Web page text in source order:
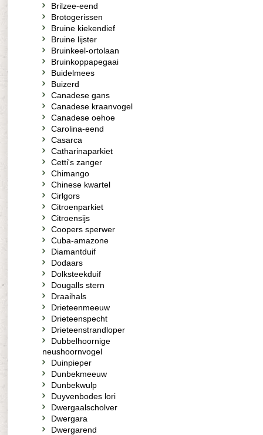
Brilzee-eend
Brotogerissen
Bruine kiekendief
Bruine lijster
Bruinkeel-ortolaan
Bruinkoppapegaai
Buidelmees
Buizerd
Canadese gans
Canadese kraanvogel
Canadese oehoe
Carolina-eend
Casarca
Catharinaparkiet
Cetti's zanger
Chimango
Chinese kwartel
Cirlgors
Citroenparkiet
Citroensijs
Coopers sperwer
Cuba-amazone
Diamantduif
Dodaars
Dolksteekduif
Dougalls stern
Draaihals
Drieteenmeeuw
Drieteenspecht
Drieteenstrandloper
Dubbelhoornige
neushoornvogel
Duinpieper
Dunbekmeeuw
Dunbekwulp
Duyvenbodes lori
Dwergaalscholver
Dwergara
Dwergarend